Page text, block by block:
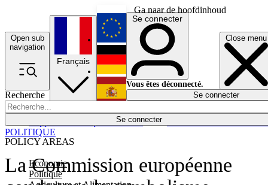
Ga naar de hoofdinhoud
Open sub
navigation
Close menu
Recherche
Se connecter
POLICY AREAS
Economie
Politique
Économie
Français
English
Deutsch
Español
Se connecter
Vous êtes déconnecté.
Se connecter
La Commission européenne
POLITIQUE